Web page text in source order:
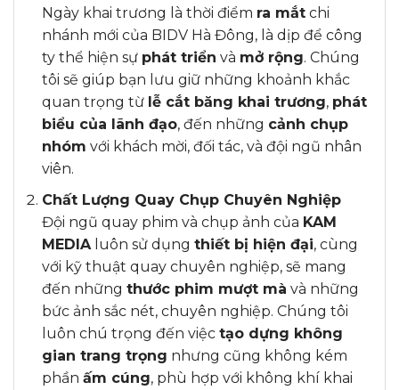
Ngày khai trương là thời điểm ra mắtchi
nhánh mới của BIDV Hà Đông, là dịp để công
ty thể hiện sự phát triển và mở rộng. Chúng
tôi sẽ giúp bạn lưu giữ những khoảnh khắc
quan trọng từ lễ cắt băng khai trương, phát
biểu của lãnh đạo, đến những cảnh chụp
nhóm với khách mời, đối tác, và đội ngũ nhân
viên.
Chất Lượng Quay Chụp Chuyên Nghiệp
Đội ngũ quay phim và chụp ảnh của KAM
MEDIAluôn sử dụng thiết bị hiện đại, cùng
với kỹ thuật quay chuyên nghiệp, sẽ mang
đến những thước phim mượt mà và những
bức ảnh sắc nét, chuyên nghiệp. Chúng tôi
luôn chú trọng đến việc tạo dựng không
gian trang trọng nhưng cũng không kém
phần ấm cúng, phù hợp với không khí khai